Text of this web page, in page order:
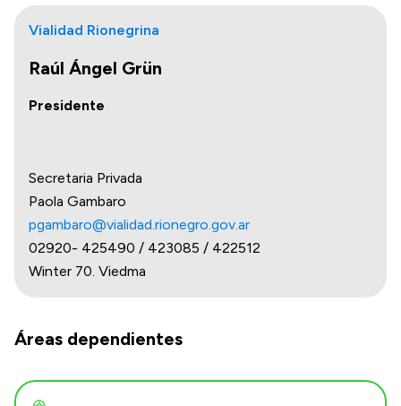
Vialidad Rionegrina
Raúl Ángel Grün
Presidente
Secretaria Privada
Paola Gambaro
pgambaro@vialidad.rionegro.gov.ar
02920- 425490 / 423085 / 422512
Winter 70. Viedma
Áreas dependientes